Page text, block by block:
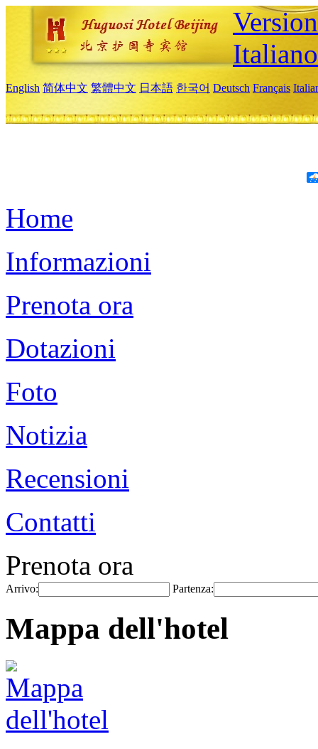
Italiano
English 简体中文 繁體中文 日本語 한국어 Deutsch Français
Home
Informazioni
Prenota ora
Dotazioni
Foto
Notizia
Recensioni
Contatti
Prenota ora
Arrivo: Partenza:
Mappa dell'hotel